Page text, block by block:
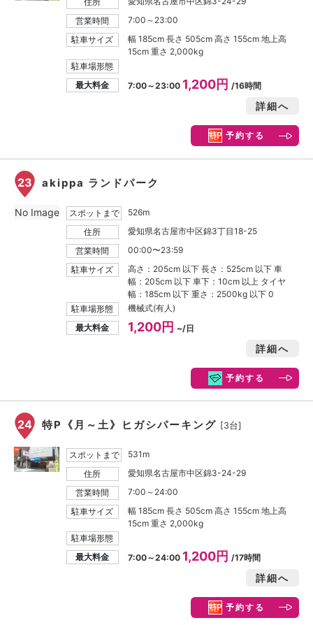
営業時間
7:00～23:00
駐車サイズ
幅 185cm 長さ 505cm 高さ 155cm 地上高
15cm 重さ 2,000kg
駐車場形態
最大料金
7:00～23:00 1,200円/16時間
詳細へ
予約する
23 akippa ランドパーク
スポットまで
526m
住所
愛知県名古屋市中区錦3丁目18-25
営業時間
00:00〜23:59
駐車サイズ
高さ：205cm 以下 長さ：525cm 以下 車
幅：205cm 以下 車下：10cm 以上 タイヤ
幅：185cm 以下 重さ：2500kg 以下 0
駐車場形態
機械式(有人)
最大料金
1,200円 ~/日
詳細へ
予約する
No Image
24 特P《月～土》ヒガシパーキング [3台]
スポットまで
531m
住所
愛知県名古屋市中区錦3-24-29
営業時間
7:00～24:00
駐車サイズ
幅 185cm 長さ 505cm 高さ 155cm 地上高
15cm 重さ 2,000kg
駐車場形態
最大料金
7:00～24:00 1,200円 /17時間
詳細へ
予約する